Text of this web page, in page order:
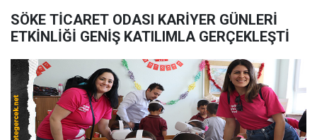
SÖKE TİCARET ODASI KARİYER GÜNLERİ
ETKİNLİĞİ GENİŞ KATILIMLA GERÇEKLEŞTİ